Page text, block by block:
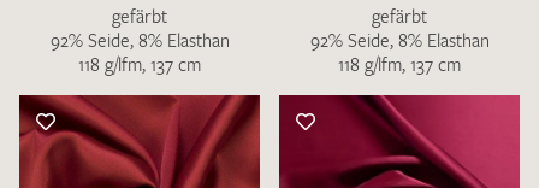
gefärbt
92% Seide, 8% Elasthan
118 g/lfm, 137 cm
gefärbt
92% Seide, 8% Elasthan
118 g/lfm, 137 cm